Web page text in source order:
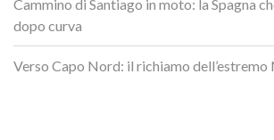
Cammino di Santiago in moto: la Spagna
dopo curva
Verso Capo Nord: il richiamo dell’estremo